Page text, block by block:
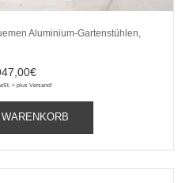
Aluminium-Gartenstühlen,
€
+ plus Versand!
WARENKORB